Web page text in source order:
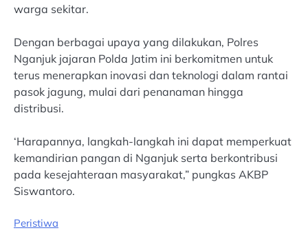
warga sekitar.
Dengan berbagai upaya yang dilakukan, Polres
Nganjuk jajaran Polda Jatim ini berkomitmen untuk
terus menerapkan inovasi dan teknologi dalam rantai
pasok jagung, mulai dari penanaman hingga
distribusi.
‘Harapannya, langkah-langkah ini dapat memperkuat
kemandirian pangan di Nganjuk serta berkontribusi
pada kesejahteraan masyarakat,” pungkas AKBP
Siswantoro.
Peristiwa